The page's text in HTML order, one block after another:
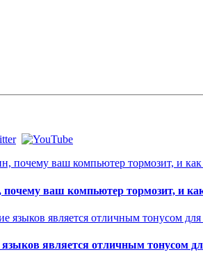
почему ваш компьютер тормозит, и
языков является отличным тонусом